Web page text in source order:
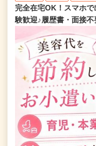
完全在宅OK！スマホ
験歓迎♪履歴書・面接